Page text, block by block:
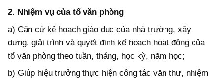
2. Nhiệm vụ của tổ văn phòng
a) Căn cứ kế hoạch giáo dục của nhà trường, xây
dựng, giải trình và quyết định kế hoạch hoạt động của
tổ văn phòng theo tuần, tháng, học kỳ, năm học;
b) Giúp hiệu trưởng thực hiện công tác văn thư, nhiệm